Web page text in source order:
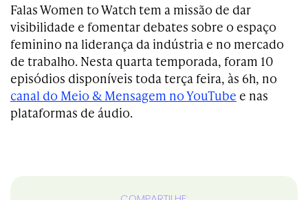
Falas Women to Watch tem a missão de dar
visibilidade e fomentar debates sobre o espaço
feminino na liderança da indústria e no mercado
de trabalho. Nesta quarta temporada, foram 10
episódios disponíveis toda terça feira, às 6h, no
canal do Meio & Mensagem no YouTube e nas
plataformas de áudio.